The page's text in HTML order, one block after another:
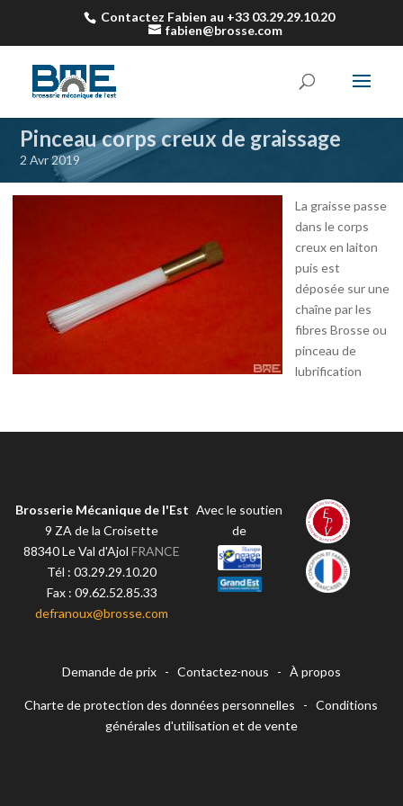
Contactez Fabien au +33 03.29.29.10.20
fabien@brosse.com
Pinceau corps creux de graissage
2 Avr 2019
La graisse passe
dans le corps
creux en laiton
puis est
déposée sur une
chaîne par les
fibres Brosse ou
pinceau de
lubrification
Brosserie Mécanique de l'Est
9 ZA de la Croisette
88340Le Val d'Ajol FRANCE
Tél :03.29.29.10.20
Fax : 09.62.52.85.33
defranoux@brosse.com
Avec le soutien
de
Demande de prix- Contactez-nous - À propos
Charte de protection des données personnelles -Conditions
générales d'utilisation et de vente